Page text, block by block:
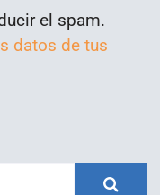
el spam.
datos de tus